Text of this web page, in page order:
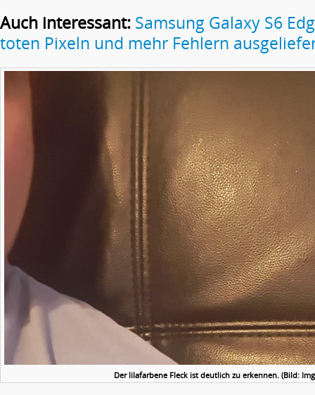
Auch interessant: Samsung Galaxy S6
toten Pixeln und mehr Fehlern
Der lilafarbene Fleck ist deutlich zu erkennen. (Bild: